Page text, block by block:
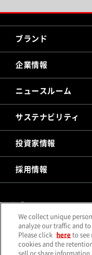
ブランド
企業情報
ニュースルーム
サステナビリティ
投資家情報
採用情報
公式SNS
X（旧Twitter） （別
Instagram （別ウィ
We collect unique
analyze our traffic and
Please click
here to see
cookies and the
sell or share information